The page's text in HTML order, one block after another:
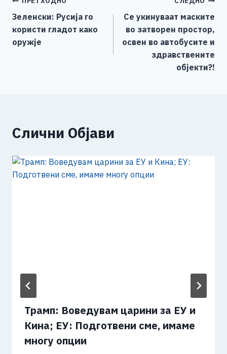
b
o
o
n
g
er
A
p
p
Li
n
k
Навигација
на
напис
Зеленски: Русија го
користи гладот ​​како
оружје
Се укинуваат маските
во затворен простор,
освен во автобусите и
здравствените
објекти?!
Слични Објави
Трамп: Воведувам царини за ЕУ и
Кина; ЕУ: Подготвени сме, имаме
многу опции